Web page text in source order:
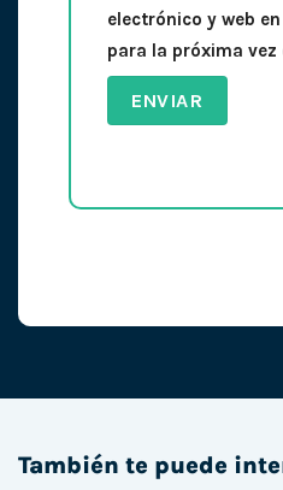
electrónico y web
para la próxima vez
También te puede